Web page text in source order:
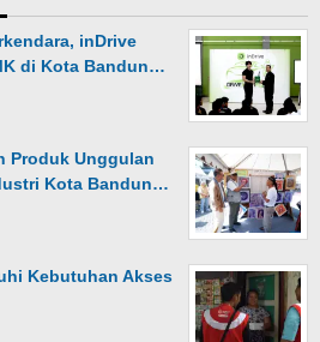
inDrive
di Kota Bandun…
Produk Unggulan
Kota Bandun…
Kebutuhan Akses